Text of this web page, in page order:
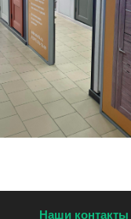
Наши контакты